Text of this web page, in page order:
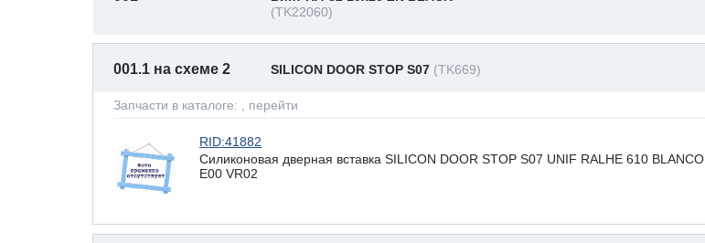
(TK22060)
001.1 на схеме 2 SILICON DOOR STOP S07 (TK669)
Запчасти в каталоге: , перейти
RID:41882
Силиконовая дверная вставка SILICON DOOR STOP S07 UNIF RALHE 610 BLANCO
E00 VR02